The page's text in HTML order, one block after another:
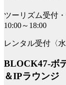
ツーリズム受付
10:00～18:00
レンタル受付〈
BLOCK47‐ボ
＆IPラウンジ